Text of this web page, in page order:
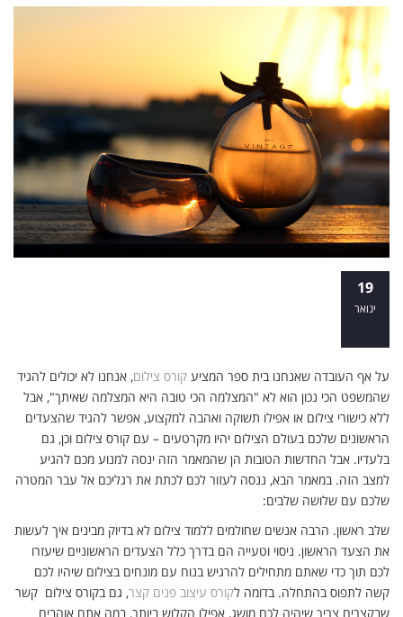
19
ינואר
על אף העובדה שאנחנו בית ספר המציע קורס צילום, אנחנו לא יכולים להגיד
שהמשפט הכי נכון הוא לא "המצלמה הכי טובה היא המצלמה שאיתך", אבל
ללא כישורי צילום או אפילו תשוקה ואהבה למקצוע, אפשר להגיד שהצעדים
הראשונים שלכם בעולם הצילום יהיו מקרטעים – עם קורס צילום וכן, גם
בלעדיו. אבל החדשות הטובות הן שהמאמר הזה ינסה למנוע מכם להגיע
למצב הזה. במאמר הבא, ננסה לעזור לכם לכתת את רגליכם אל עבר המטרה
שלכם עם שלושה שלבים:
שלב ראשון. הרבה אנשים שחולמים ללמוד צילום לא בדיוק מבינים איך לעשות
את הצעד הראשון. ניסוי וטעייה הם בדרך כלל הצעדים הראשוניים שיעזרו
לכם תוך כדי שאתם מתחילים להרגיש בנוח עם מונחים בצילום שיהיו לכם
קשה לתפוס בהתחלה. בדומה לקורס עיצוב פנים קצר, גם בקורס צילום קשר
שבקצרים צריך שיהיה לכם מושג, אפילו הקלוש ביותר, במה אתם אוהבים